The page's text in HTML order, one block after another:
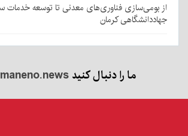
از بومی‌سازی فناوری‌های معدنی تا توسعه خدمات
جهاددانشگاهی کرمان
ما را دنبال کنید